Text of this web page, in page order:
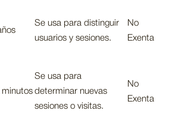
Se usa para distinguir
usuarios y sesiones.
No
Exenta
minutos
Se usa para
determinar nuevas
sesiones o visitas.
No
Exenta